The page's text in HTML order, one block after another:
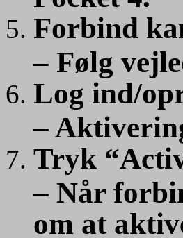
Forbind
– Følg
Log ind/
–
Tryk
– Når
om at